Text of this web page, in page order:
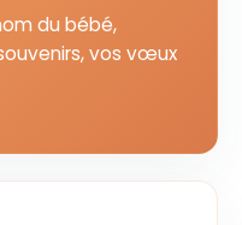
du bébé,
vos vœux